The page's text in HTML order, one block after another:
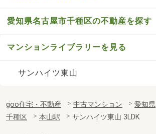
愛知県名古屋市千種区の不動産を探す
マンションライブラリーを見る
サンハイツ東山
goo住宅・不動産 中古マンション 愛知県
千種区
本山駅 サンハイツ東山 3LDK